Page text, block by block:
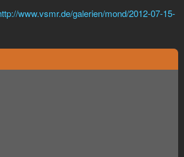
www.vsmr.de/galerien/mond/2012-07-15-